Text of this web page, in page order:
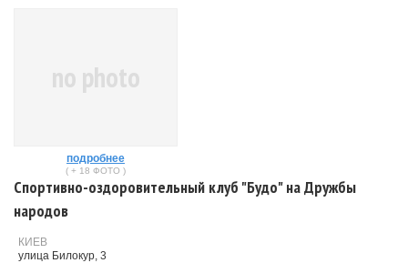
no photo
подробнее
( + 18 ФОТО )
Спортивно-оздоровительный клуб "Будо" на Дружбы
народов
КИЕВ
улица Билокур, 3